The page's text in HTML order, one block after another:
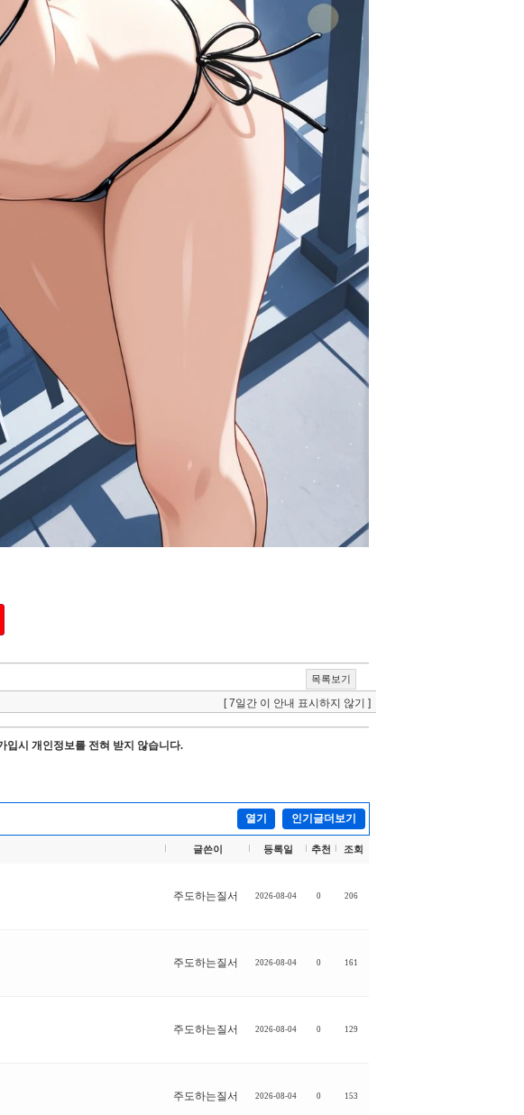
목록보기
[ 7일간 이 안내 표시하지 않기 ]
입시 개인정보를 전혀 받지 않습니다.
열기 인기글더보기
글쓴이 등록일 추천 조회
주도하는질서 2026-08-04 0 206
주도하는질서 2026-08-04 0 161
주도하는질서 2026-08-04 0 129
주도하는질서 2026-08-04 0 153